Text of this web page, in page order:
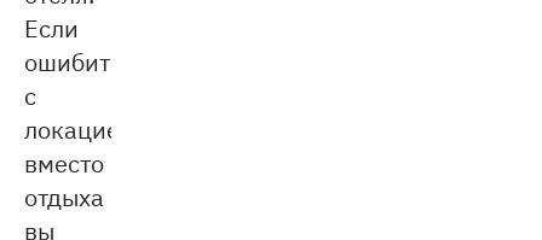
Если
ошибиться
с
локацией,
вместо
отдыха
вы